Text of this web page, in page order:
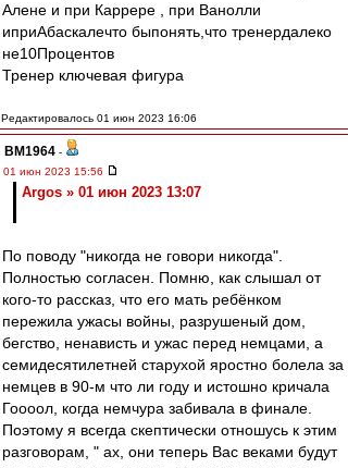
Алене и при Каррере , при Ванолли
иприАбаскалечто быпонять,что тренердалеко
не10Процентов
Тренер ключевая фигура
Редактировалось 01 июн 2023 16:06
BM1964 -
01 июн 2023 15:56
Argos » 01 июн 2023 13:07
По поводу "никогда не говори никогда".
Полностью согласен. Помню, как слышал от
кого-то рассказ, что его мать ребёнком
пережила ужасы войны, разрушеный дом,
бегство, ненависть и ужас перед немцами, а
семидесятилетней старухой яростно болела за
немцев в 90-м что ли году и истошно кричала
Гоооол, когда немчура забивала в финале.
Поэтому я всегда скептически отношусь к этим
разговорам, " ах, они теперь Вас веками будут